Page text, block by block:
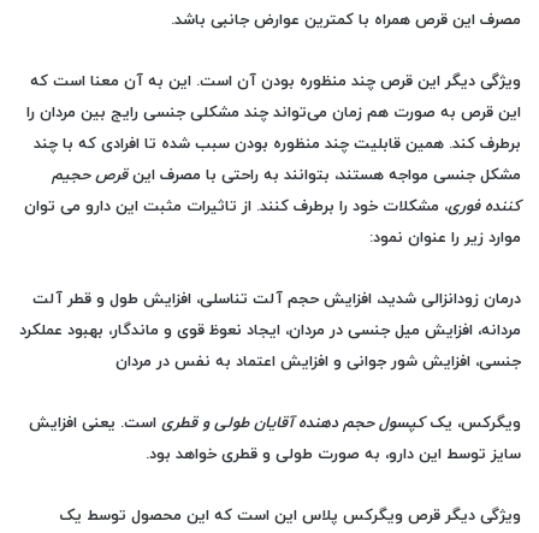
مصرف این قرص همراه با کمترین عوارض جانبی باشد.
ویژگی دیگر این قرص چند منظوره بودن آن است. این به آن معنا است که
این قرص به صورت هم زمان می‌تواند چند مشکلی جنسی رایج بین مردان را
برطرف کند. همین قابلیت چند منظوره بودن سبب شده تا افرادی که با چند
مشکل جنسی مواجه هستند، بتوانند به راحتی با مصرف اینقرص حجیم
کننده فوری، مشکلات خود را برطرف کنند. از تاثیرات مثبت این دارو می توان
موارد زیر را عنوان نمود:
درمان زودانزالی شدید، افزایش حجم آلت تناسلی، افزایش طول و قطر آلت
مردانه، افزایش میل جنسی در مردان، ایجاد نعوظ قوی و ماندگار، بهبود عملکرد
جنسی، افزایش شور جوانی و افزایش اعتماد به نفس در مردان
ویگرکس، یککپسول حجم دهنده آقایان طولی و قطری است. یعنی افزایش
سایز توسط این دارو، به صورت طولی و قطری خواهد بود.
ویژگی دیگر قرص ویگرکس پلاس این است که این محصول توسط یک